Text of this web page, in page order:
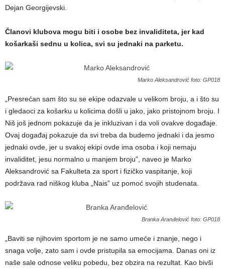
Dejan Georgijevski.
Članovi klubova mogu biti i osobe bez invaliditeta, jer kad
košarkaši sednu u kolica, svi su jednaki na parketu.
Marko Aleksandrović foto: GP018
„Presrećan sam što su se ekipe odazvale u velikom broju, a i što su
i gledaoci za košarku u kolicima došli u jako, jako pristojnom broju. I
Niš još jednom pokazuje da je inkluzivan i da voli ovakve događaje.
Ovaj događaj pokazuje da svi treba da budemo jednaki i da jesmo
jednaki ovde, jer u svakoj ekipi ovde ima osoba i koji nemaju
invaliditet, jesu normalno u manjem broju”, naveo je Marko
Aleksandrović sa Fakulteta za sport i fizičko vaspitanje, koji
podržava rad niškog kluba „Nais” uz pomoć svojih studenata.
Branka Aranđelović foto: GP018
„Baviti se njihovim sportom je ne samo umeće i znanje, nego i
snaga volje, zato sam i ovde pristupila sa emocijama. Danas oni iz
naše sale odnose veliku pobedu, bez obzira na rezultat. Kao bivši